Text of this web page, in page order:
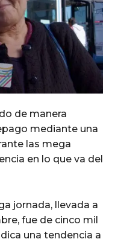
de manera
mediante una
las mega
en lo que va del
jornada, llevada a
fue de cinco mil
una tendencia a